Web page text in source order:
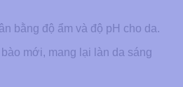
bằng độ ẩm và độ pH cho da.
mới, mang lại làn da sáng